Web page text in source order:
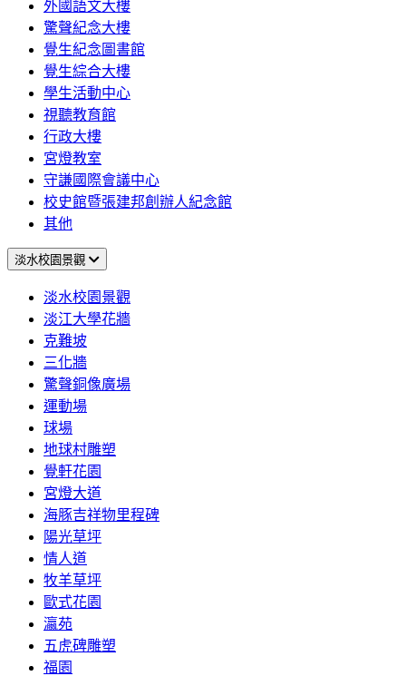
外國語文大樓
驚聲紀念大樓
覺生紀念圖書館
覺生綜合大樓
學生活動中心
視聽教育館
行政大樓
宮燈教室
守謙國際會議中心
校史館暨張建邦創辦人紀念館
其他
淡水校園景觀
淡水校園景觀
淡江大學花牆
克難坡
三化牆
驚聲銅像廣場
運動場
球場
地球村雕塑
覺軒花園
宮燈大道
海豚吉祥物里程碑
陽光草坪
情人道
牧羊草坪
歐式花園
瀛苑
五虎碑雕塑
福園